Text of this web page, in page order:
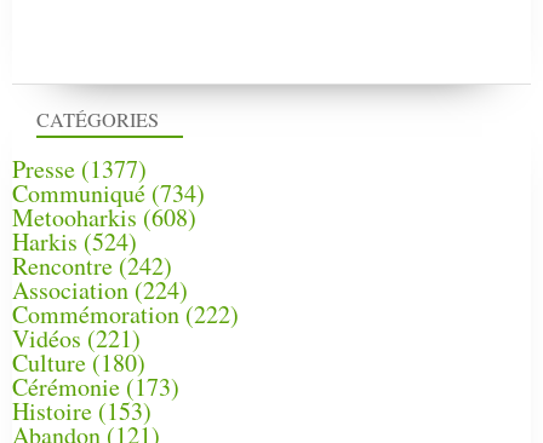
CATÉGORIES
Presse (1377)
Communiqué (734)
Metooharkis (608)
Harkis (524)
Rencontre (242)
Association (224)
Commémoration(222)
Vidéos (221)
Culture(180)
Cérémonie (173)
Histoire (153)
Abandon(121)